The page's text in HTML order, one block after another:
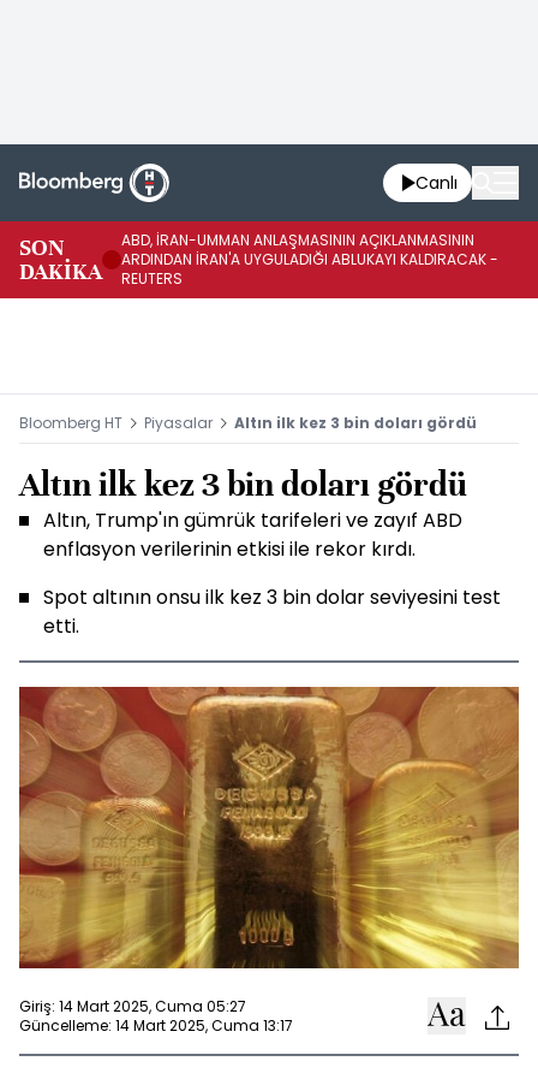
Canlı
SON
DAKİKA
ABD, İRAN-UMMAN ANLAŞMASININ AÇIKLANMASININ
ARDINDAN İRAN'A UYGULADIĞI ABLUKAYI KALDIRACAK -
REUTERS
Bloomberg HT Piyasalar Altın ilk kez 3 bin doları gördü
Altın ilk kez 3 bin doları gördü
Altın, Trump'ın gümrük tarifeleri ve zayıf ABD
enflasyon verilerinin etkisi ile rekor kırdı.
Spot altının onsu ilk kez 3 bin dolar seviyesini test
etti.
Giriş: 14 Mart 2025, Cuma 05:27
Güncelleme: 14 Mart 2025, Cuma 13:17